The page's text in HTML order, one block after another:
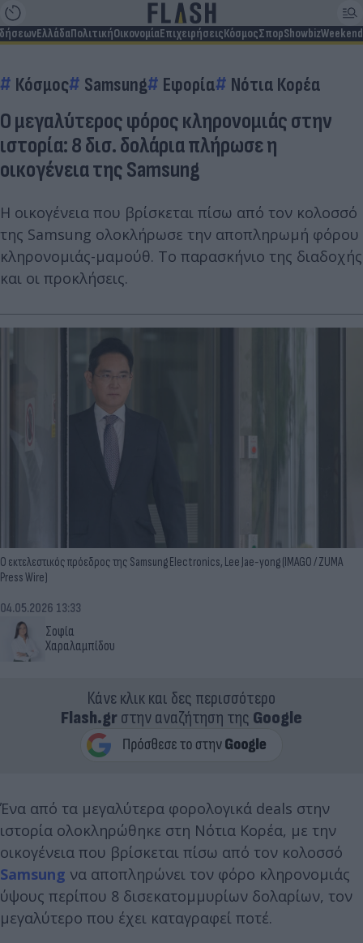
ΕλλάδαΠολιτικήΟικονομίαΕπιχειρήσειςΚόσμοςΣπορShowbizWeekend
Κόσμος Samsung Εφορία Νότια Κορέα
Ο μεγαλύτερος φόρος κληρονομιάς στην
ιστορία: 8 δισ. δολάρια πλήρωσε η
οικογένεια της Samsung
Η οικογένεια που βρίσκεται πίσω από τον κολοσσό
της Samsung ολοκλήρωσε την αποπληρωμή φόρου
κληρονομιάς-μαμούθ. Το παρασκήνιο της διαδοχής
και οι προκλήσεις.
O εκτελεστικός πρόεδρος της Samsung Electronics, Lee Jae-yong (IMAGO / ZUMA
Press Wire)
Σοφία
Χαραλαμπίδου
04.05.2026 13:33
Κάνε κλικ και δες περισσότερο
Flash.grστην αναζήτηση της Google
Ένα από τα μεγαλύτερα φορολογικά deals στην
ιστορία ολοκληρώθηκε στη Νότια Κορέα, με την
οικογένεια που βρίσκεται πίσω από τον κολοσσό
Samsung να αποπληρώνει τον φόρο κληρονομιάς
ύψους περίπου 8 δισεκατομμυρίων δολαρίων, τον
μεγαλύτερο που έχει καταγραφεί ποτέ.